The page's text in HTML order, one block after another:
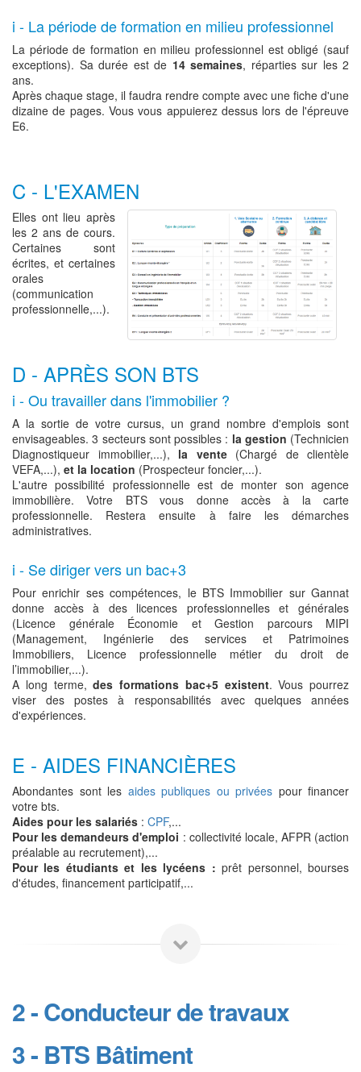
i - La période de formation en milieu professionnel
La période de formation en milieu professionnel est obligé (sauf
exceptions). Sa durée est de 14 semaines, réparties sur les 2
ans.
Après chaque stage, il faudra rendre compte avec une fiche d'une
dizaine de pages. Vous vous appuierez dessus lors de l'épreuve
E6.
C - L'EXAMEN
Elles ont lieu après
les 2 ans de cours.
Certaines sont
écrites, et certaines
orales
(communication
professionnelle,...).
D - APRÈS SON BTS
i - Ou travailler dans l'immobilier ?
A la sortie de votre cursus, un grand nombre d'emplois sont
envisageables. 3 secteurs sont possibles : la gestion (Technicien
Diagnostiqueur immobilier,...), la vente(Chargé de clientèle
VEFA,...), et la location (Prospecteur foncier,...).
L'autre possibilité professionnelle est de monter son agence
immobilière. Votre BTS vous donne accès à la carte
professionnelle. Restera ensuite à faire les démarches
administratives.
i - Se diriger vers un bac+3
Pour enrichir ses compétences, le BTS Immobilier sur Gannat
donne accès à des licences professionnelles et générales
(Licence générale Économie et Gestion parcours MIPI
(Management, Ingénierie des services et Patrimoines
Immobiliers, Licence professionnelle métier du droit de
l’immobilier,...).
A long terme,des formations bac+5 existent. Vous pourrez
viser des postes à responsabilités avec quelques années
d'expériences.
E - AIDES FINANCIÈRES
Abondantes sont les aides publiques ou privées pour financer
votre bts.
Aides pour les salariés : CPF,...
Pour les demandeurs d'emploi : collectivité locale, AFPR (action
préalable au recrutement),...
Pour les étudiants et les lycéens : prêt personnel, bourses
d'études, financement participatif,...
2 - Conducteur de travaux
3 - BTS Bâtiment